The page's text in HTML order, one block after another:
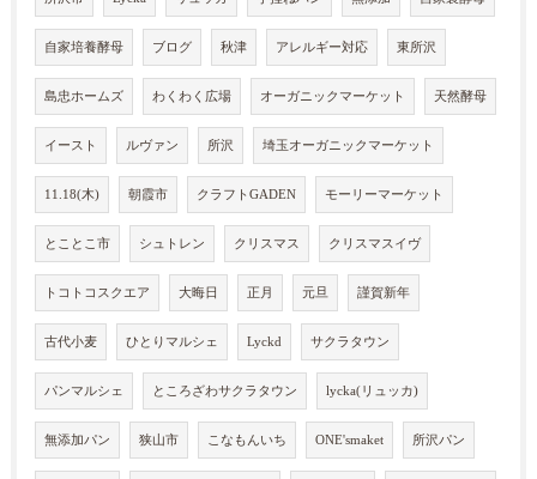
自家培養酵母 ブログ 秋津 アレルギー対応 東所沢
島忠ホームズ わくわく広場 オーガニックマーケット 天然酵母
イースト ルヴァン 所沢 埼玉オーガニックマーケット
11.18(木) 朝霞市 クラフトGADEN モーリーマーケット
とことこ市 シュトレン クリスマス クリスマスイヴ
トコトコスクエア 大晦日 正月 元旦 謹賀新年
古代小麦 ひとりマルシェ Lyckd サクラタウン
パンマルシェ ところざわサクラタウン lycka(リュッカ)
無添加パン 狭山市 こなもんいち ONE'smaket 所沢パン